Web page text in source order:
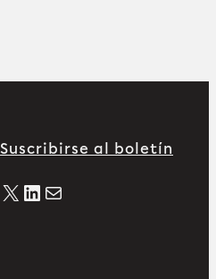
Suscribirse al boletín
X LinkedIn Correo electrónico